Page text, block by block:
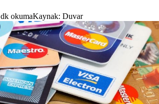
dk okumaKaynak: Duvar